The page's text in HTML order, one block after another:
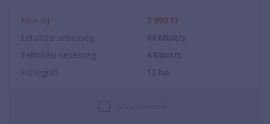
Havi díj 3 990 Ft
Letöltési sebesség
44 Mbit/s
Feltöltési sebesség
4 Mbit/s
Hűségidő
12 hó